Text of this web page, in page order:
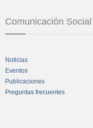
Comunicación Social
Noticias
Eventos
Publicaciones
Preguntas frecuentes